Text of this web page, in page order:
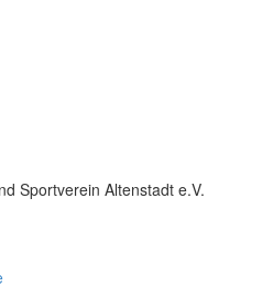
Sportverein Altenstadt e.V.